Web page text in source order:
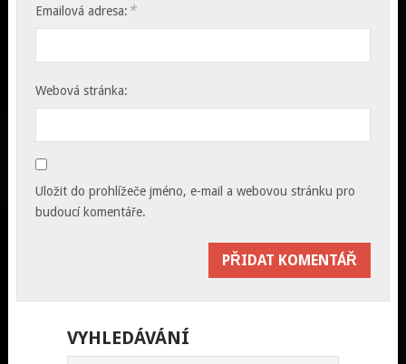
Emailová adresa: *
Webová stránka:
Uložit do prohlížeče jméno, e-mail a webovou stránku pro
budoucí komentáře.
VYHLEDÁVÁNÍ